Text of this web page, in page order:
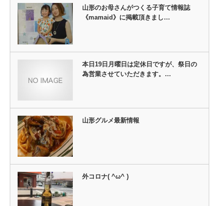
山形のお母さんがつくる子育て情報誌
《mamaid》に掲載頂きまし…
本日19日月曜日は定休日ですが、祭日の
為営業させていただきます。…
山形グルメ最新情報
外コロナ( ^ω^ )